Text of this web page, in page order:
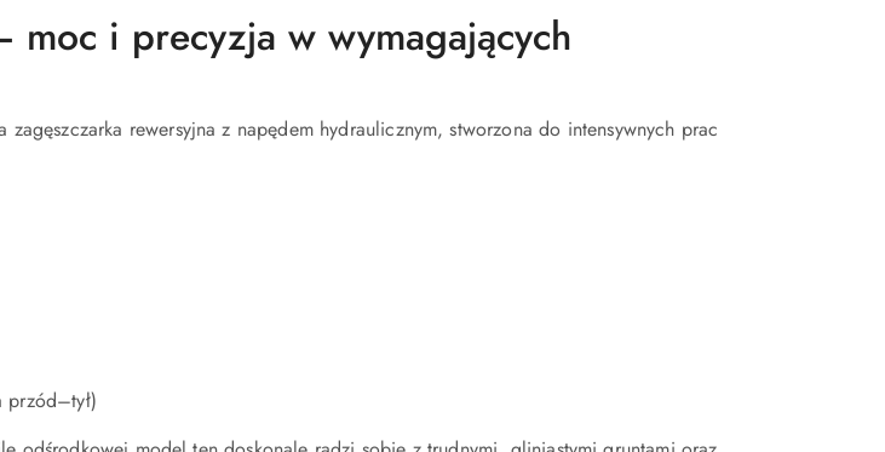
moc i precyzja w wymagających
rewersyjna z napędem hydraulicznym, stworzona do intensywnych prac
przód–tył)